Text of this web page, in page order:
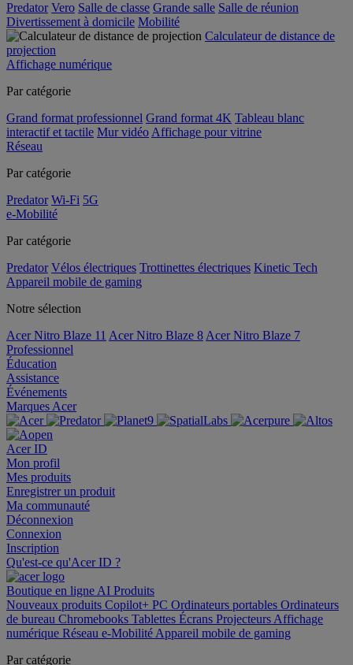
Predator Vero Salle de classe Grande salle Salle de réunion
Divertissement à domicile Mobilité
Calculateur de distance de
projection
Affichage numérique
Par catégorie
Grand format professionnel Grand format 4K Tableau blanc
interactif et tactile Mur vidéo Affichage pour vitrine
Réseau
Par catégorie
Predator Wi-Fi 5G
e-Mobilité
Par catégorie
Predator Vélos électriques Trottinettes électriques Kinetic Tech
Appareil mobile de gaming
Notre sélection
Acer Nitro Blaze 11 Acer Nitro Blaze 8 Acer Nitro Blaze 7
Professionnel
Éducation
Assistance
Événements
Marques Acer
Acer ID
Mon profil
Mes produits
Enregistrer un produit
Ma communauté
Déconnexion
Connexion
Inscription
Qu'est-ce qu'Acer ID ?
Boutique en ligne AI Produits
Nouveaux produits Copilot+ PC Ordinateurs portables Ordinateurs
de bureau Chromebooks Tablettes Écrans Projecteurs Affichage
numérique Réseau e-Mobilité Appareil mobile de gaming
Par catégorie